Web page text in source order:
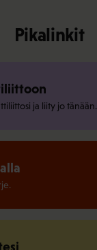
Pikalinkit
ja liity jo tänään.